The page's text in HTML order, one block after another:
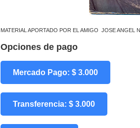
MATERIAL APORTADO POR EL AMIGO JOSE ANGEL N.
Opciones de pago
Mercado Pago: $ 3.000
Transferencia: $ 3.000